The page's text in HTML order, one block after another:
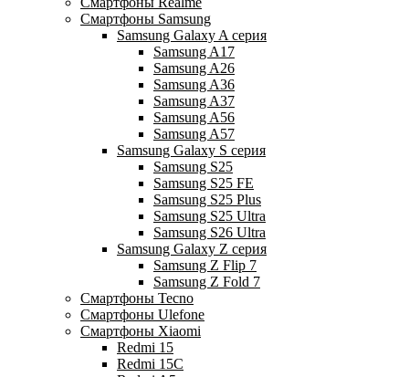
Смартфоны Samsung
Samsung Galaxy A серия
Samsung A17
Samsung A26
Samsung A36
Samsung A37
Samsung A56
Samsung A57
Samsung Galaxy S серия
Samsung S25
Samsung S25 FE
Samsung S25 Plus
Samsung S25 Ultra
Samsung S26 Ultra
Samsung Galaxy Z серия
Samsung Z Flip 7
Samsung Z Fold 7
Смартфоны Tecno
Смартфоны Ulefone
Смартфоны Xiaomi
Redmi 15
Redmi 15C